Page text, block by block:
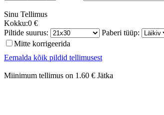
Sinu Tellimus
Kokku:0 €
Piltide suurus:
Paberi tüüp:
Mitte korrigeerida
Eemalda kõik pildid tellimusest
Miinimum tellimus on 1.60 € Jätka